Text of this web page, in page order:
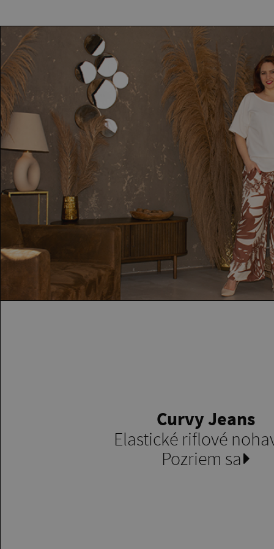
Curvy Jeans
Elastické riflové
Pozriem sa